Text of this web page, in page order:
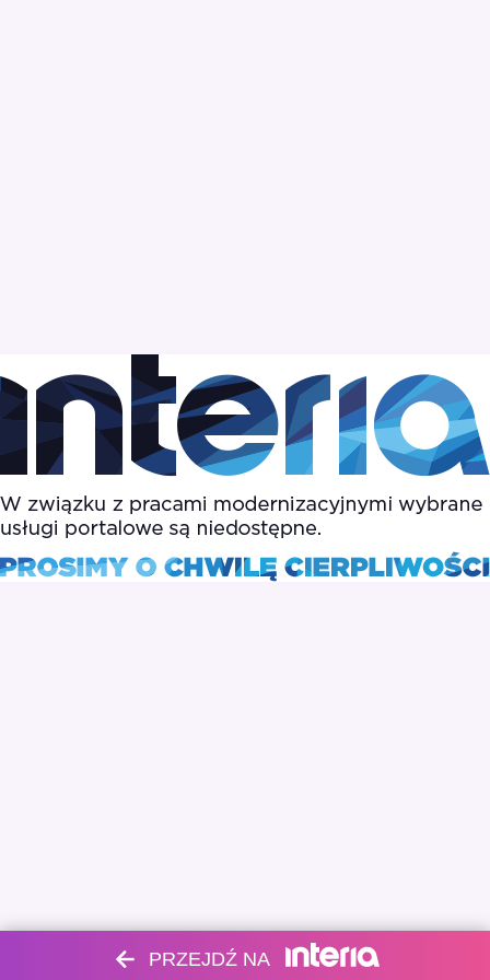
PRZEJDŹ NA